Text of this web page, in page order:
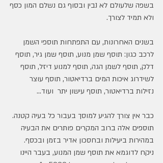
בשפה שלעולם לא נבין ובסוף גם נשלם המון כסף
ולא תמיד לצורך.
בשנים האחרונות, עם התפתחות תוספי השמן
לרכב כגון: תוסף שמן מנוע, תוסף שמן גיר, תוסף
דלק, תוסף לשמן הגה, תוסף למנוע דיזל, תוסף
לשידרוג איכות המים ברדיאטור, תוסף עוצר
נזילות ברדיאטור, תוסף עישון יתר  ועוד...
כבר אין צורך להגיע למוסך בעבור כל בעיה קטנה.
תוספים אלה ברוב המקרים פותרים את הבעיה
במהירות ביעילות ובחסכון אדיר בזמן ובכסף.
ניקח לדוגמא את תוסף שמן המנוע, בעבר היינו